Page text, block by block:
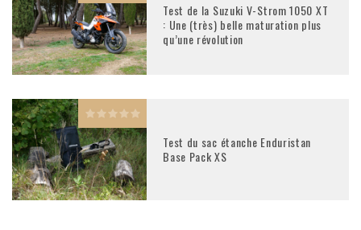
Test de la Suzuki V-Strom 1050 XT
: Une (très) belle maturation plus
qu’une révolution
Test du sac étanche Enduristan
Base Pack XS